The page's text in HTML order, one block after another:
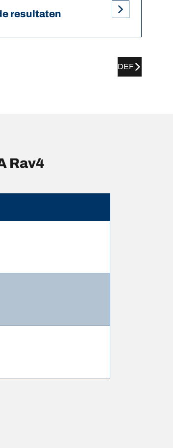
resultaten
DEF
Rav4